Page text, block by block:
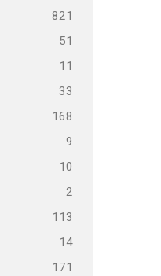
821
51
11
33
168
9
10
2
113
14
171